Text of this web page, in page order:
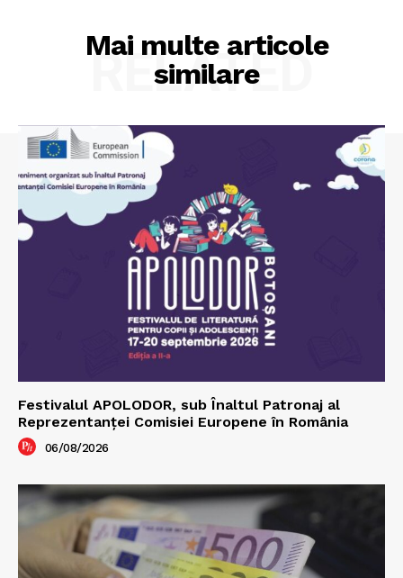
Mai multe articole
similare
RELATED
Festivalul APOLODOR, sub Înaltul Patronaj al
Reprezentanței Comisiei Europene în România
06/08/2026